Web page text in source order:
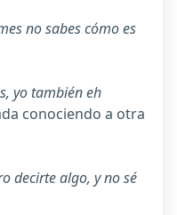
no sabes cómo es
yo también eh
conociendo a otra
decirte algo, y no sé